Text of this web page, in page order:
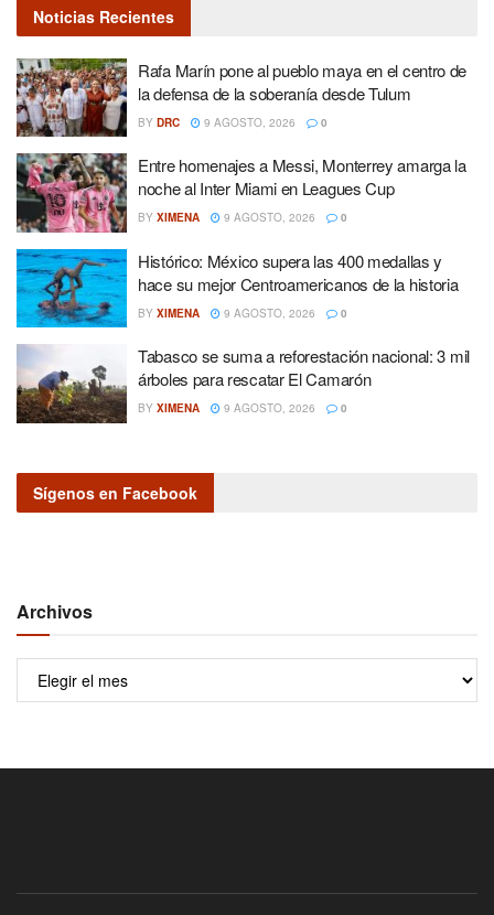
Noticias Recientes
Rafa Marín pone al pueblo maya en el centro de
la defensa de la soberanía desde Tulum
BY DRC 9 AGOSTO, 2026 0
Entre homenajes a Messi, Monterrey amarga la
noche al Inter Miami en Leagues Cup
BY XIMENA 9 AGOSTO, 2026 0
Histórico: México supera las 400 medallas y
hace su mejor Centroamericanos de la historia
BY XIMENA 9 AGOSTO, 2026 0
Tabasco se suma a reforestación nacional: 3 mil
árboles para rescatar El Camarón
BY XIMENA 9 AGOSTO, 2026 0
Sígenos en Facebook
Archivos